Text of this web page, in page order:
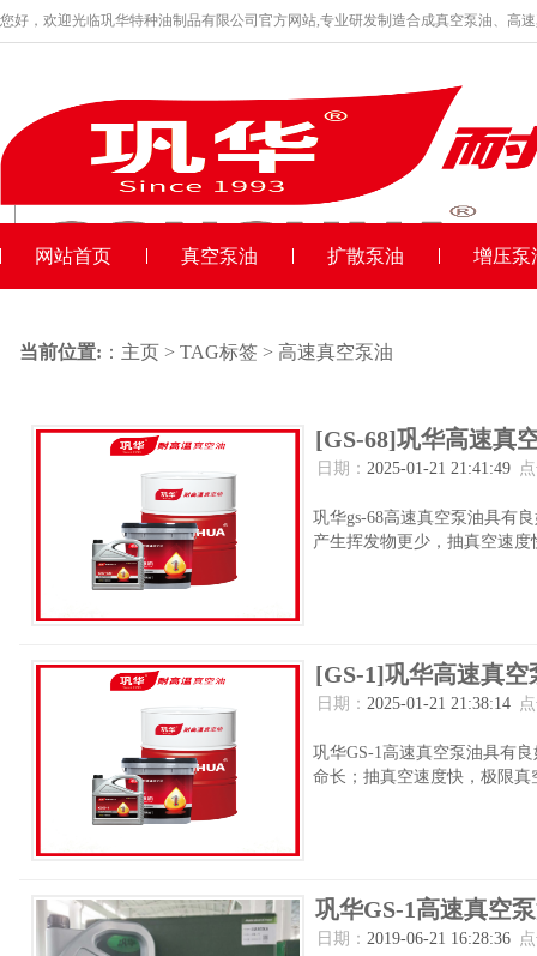
您好，欢迎光临巩华特种油制品有限公司官方网站,专业研发制造合成真空泵油、高
网站首页 真空泵油 扩散泵油 增压泵
当前位置: ： 主页 > TAG标签 > 高速真空泵油
[GS-68]巩华高速真
日期： 2025-01-21 21:41:49
巩华gs-68高速真空泵油具有
产生挥发物更少，抽真空速
[GS-1]巩华高速真
日期： 2025-01-21 21:38:14
巩华GS-1高速真空泵油具有
命长；抽真空速度快，极限
巩华GS-1高速真空
日期： 2019-06-21 16:28:36